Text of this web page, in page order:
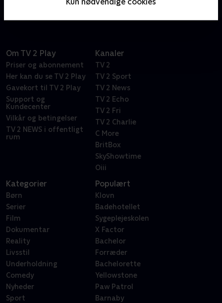
Om TV 2 Play
Priser og abonnement
Her kan du se TV 2 Play
Gavekort til TV 2 Play
Support og
Kundecenter
Vilkår og betingelser
TV 2 NEWS i offentligt
rum
Kanaler
TV 2
TV 2 Sport
TV 2 News
TV 2 Echo
TV 2 Fri
TV 2 Charlie
C More
BritBox
SkyShowtime
Oiii
Kategorier
Børn
Serier
Film
Dokumentar
Reality
Livsstil
Underholdning
Comedy
Nyheder
Sport
Populært
Klovn
Badehotellet
Sygeplejeskolen
X Factor
Bachelor
Forræder
Bachelorette
Yellowstone
Paw Patrol
Barnaby